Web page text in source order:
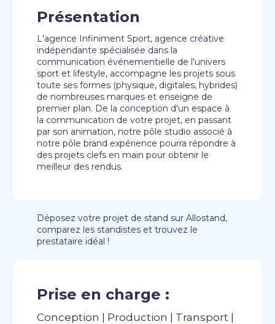
Présentation
L'agence Infiniment Sport, agence créative
indépendante spécialisée dans la
communication événementielle de l'univers
sport et lifestyle, accompagne les projets sous
toute ses formes (physique, digitales, hybrides)
de nombreuses marques et enseigne de
premier plan. De la conception d'un espace à
la communication de votre projet, en passant
par son animation, notre pôle studio associé à
notre pôle brand expérience pourra répondre à
des projets clefs en main pour obtenir le
meilleur des rendus.
Déposez votre projet de stand sur Allostand,
comparez les standistes et trouvez le
prestataire idéal !
Prise en charge :
Conception | Production | Transport |